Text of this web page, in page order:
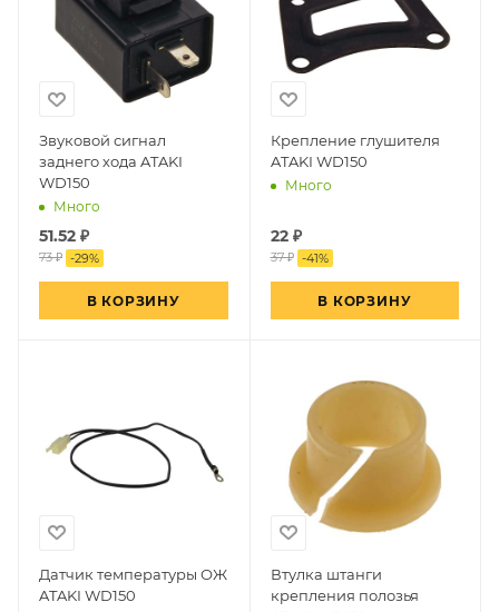
Звуковой сигнал
заднего хода ATAKI
WD150
Много
51.52 ₽
73 ₽ -29%
В КОРЗИНУ
Крепление глушителя
ATAKI WD150
Много
22₽
37 ₽ -41%
В КОРЗИНУ
Датчик температуры ОЖ
ATAKI WD150
Втулка штанги
крепления полозья